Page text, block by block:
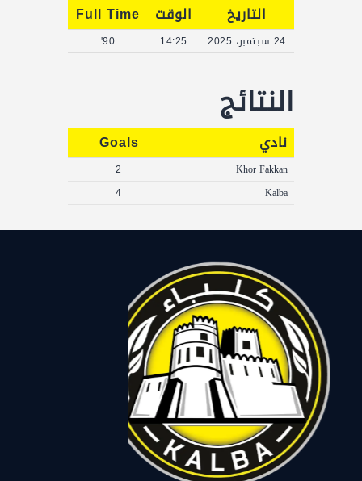
التاريخ الوقت Full Time
24 سبتمبر، 2025 14:25
90'
النتائج
نادي Goals
Khor Fakkan
2
Kalba
4